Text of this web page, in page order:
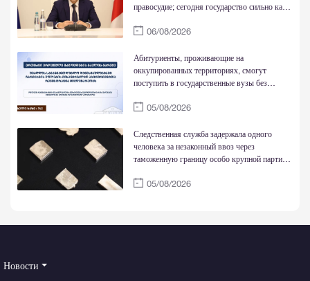
правосудие; сегодня государство сильно как
06/08/2026
Абитуриенты, проживающие на
оккупированных территориях, смогут
поступить в государственные вузы без
государства
05/08/2026
Следственная служба задержала одного
человека за незаконный ввоз через
таможенную границу особо крупной партии
05/08/2026
Новости